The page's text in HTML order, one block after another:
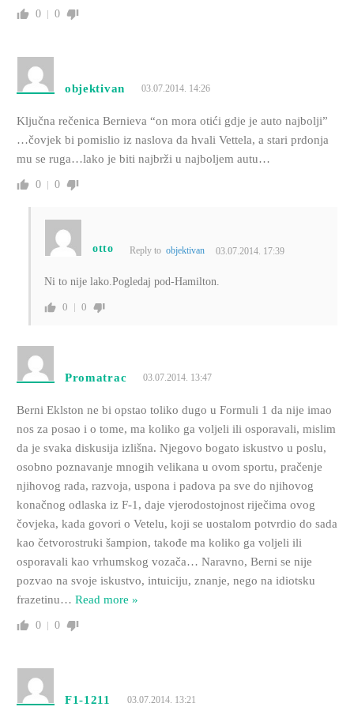
0 0
objektivan 03.07.2014. 14:26
Ključna rečenica Bernieva “on mora otići gdje je auto najbolji”
…čovjek bi pomislio iz naslova da hvali Vettela, a stari prdonja
mu se ruga…lako je biti najbrži u najboljem autu…
0 0
otto Reply to objektivan 03.07.2014. 17:39
Ni to nije lako.Pogledaj pod-Hamilton.
0 0
Promatrac 03.07.2014. 13:47
Berni Eklston ne bi opstao toliko dugo u Formuli 1 da nije imao
nos za posao i o tome, ma koliko ga voljeli ili osporavali, mislim
da je svaka diskusija izlišna. Njegovo bogato iskustvo u poslu,
osobno poznavanje mnogih velikana u ovom sportu, pračenje
njihovog rada, razvoja, uspona i padova pa sve do njihovog
konačnog odlaska iz F-1, daje vjerodostojnost riječima ovog
čovjeka, kada govori o Vetelu, koji se uostalom potvrdio do sada
kao četvorostruki šampion, takođe ma koliko ga voljeli ili
osporavali kao vrhumskog vozača… Naravno, Berni se nije
pozvao na svoje iskustvo, intuiciju, znanje, nego na idiotsku
frazetinu… Read more »
0 0
F1-1211 03.07.2014. 13:21